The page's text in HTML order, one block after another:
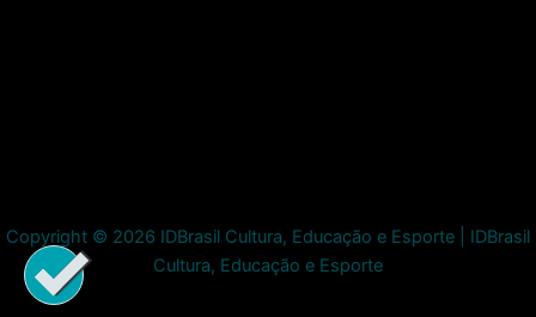
Copyright © 2026 IDBrasil Cultura, Educação e Esporte | IDBrasil
Cultura, Educação e Esporte